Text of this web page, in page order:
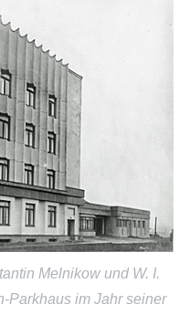
Melnikow und W. I.
Parkhaus im Jahr seiner